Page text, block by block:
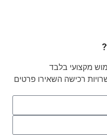
מקצועי בלבד
רכישה השאירו פרטים